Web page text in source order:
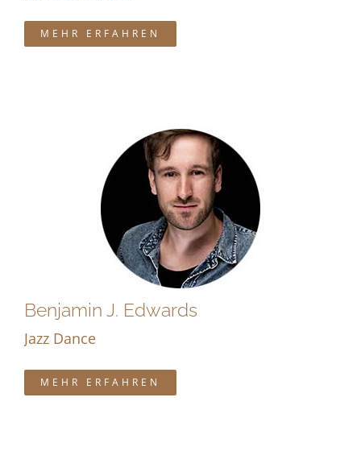
MEHR ERFAHREN
Benjamin J. Edwards
Jazz Dance
MEHR ERFAHREN